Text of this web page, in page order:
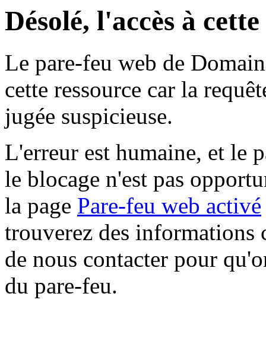
Désolé, l'accès à
Le pare-feu web de
cette ressource car la
jugée suspicieuse.
L'erreur est humaine, et le
le blocage n'est pas
la page Pare-feu web activé
trouverez des informations
de nous contacter pour
du pare-feu.